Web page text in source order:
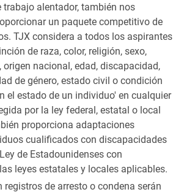
trabajo alentador, también nos
un paquete competitivo de
TJX considera a todos los aspirantes
de raza, color, religión, sexo,
nacional, edad, discapacidad,
de género, estado civil o condición
el estado de un individuo' en cualquier
por la ley federal, estatal o local
proporciona adaptaciones
cualificados con discapacidades
de Estadounidenses con
leyes estatales y locales aplicables.
registros de arresto o condena serán